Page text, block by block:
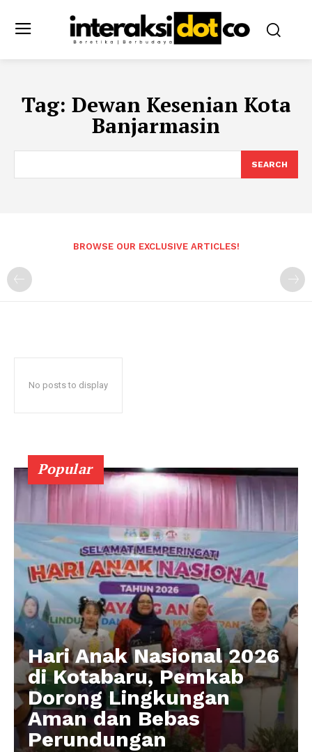
Tag: Dewan Kesenian Kota
Banjarmasin
SEARCH
BROWSE OUR EXCLUSIVE ARTICLES!
No posts to display
Popular
Hari Anak Nasional 2026
di Kotabaru, Pemkab
Dorong Lingkungan
Aman dan Bebas
Perundungan